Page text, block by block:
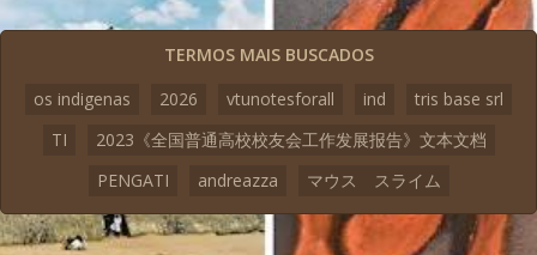
TERMOS MAIS BUSCADOS
os indigenas
2026 vtunotesforall ind
tris base srl
TI
2023《全国普通高校校友会工作发展报告》文本文档
PENGATI
andreazza マウス スライム